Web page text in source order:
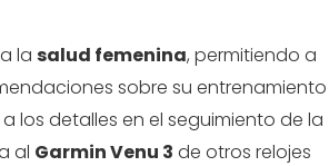
la salud femenina, permitiendo a
sobre su entrenamiento
los detalles en el seguimiento de la
al Garmin Venu 3 de otros relojes